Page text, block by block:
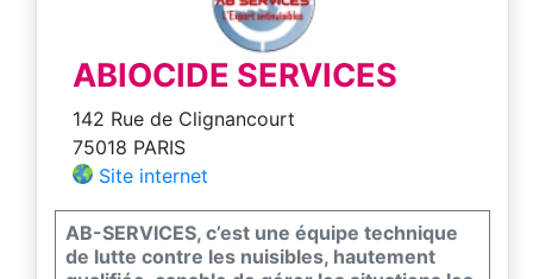
ABIOCIDE SERVICES
142 Rue de Clignancourt
75018 PARIS
Site internet
AB-SERVICES, c’est une équipe technique
de lutte contre les nuisibles, hautement